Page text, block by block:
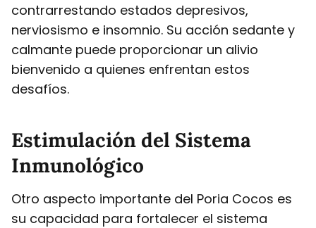
contrarrestando estados depresivos,
nerviosismo e insomnio. Su acción sedante y
calmante puede proporcionar un alivio
bienvenido a quienes enfrentan estos
desafíos.
Estimulación del Sistema
Inmunológico
Otro aspecto importante del Poria Cocos es
su capacidad para fortalecer el sistema